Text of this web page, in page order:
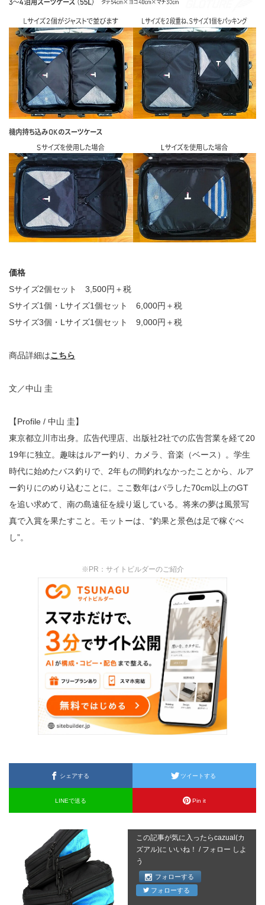
価格
Sサイズ2個セット 3,500円＋税
Sサイズ1個・Lサイズ1個セット 6,000円＋税
Sサイズ3個・Lサイズ1個セット 9,000円＋税
商品詳細はこちら
文／中山 圭
【Profile / 中山 圭】
東京都立川市出身。広告代理店、出版社2社での広告営業を経て20
19年に独立。趣味はルアー釣り、カメラ、音楽（ベース）。学生
時代に始めたバス釣りで、2年もの間釣れなかったことから、ルア
ー釣りにのめり込むことに。ここ数年はバラした70cm以上のGT
を追い求めて、南の島遠征を繰り返している。将来の夢は風景写
真で入賞を果たすこと。モットーは、“釣果と景色は足で稼ぐべ
し”。
※PR：サイトビルダーのご紹介
シェアする ツイートする
LINEで送る Pin it
この記事が気に入ったらcazual(カ
ズアル)に いいね！ / フォロー しよ
う
フォローする
フォローする